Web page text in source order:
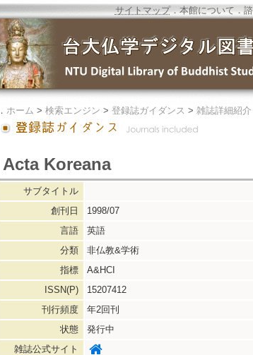
サイトマップ．本館について．
． ホーム > 検索エンジン > 登録誌ガイダンス > 雑誌詳細紹介
Acta Koreana
サブタイトル
創刊日
1998/07
言語
英語
分類
非仏教&学術
指標
A&HCI
ISSN(P)
15207412
刊行頻度
年2回刊
状態
発行中
雑誌公式サイト